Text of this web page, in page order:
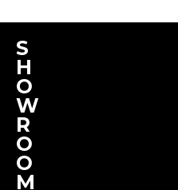
S
H
O
W
R
O
O
M